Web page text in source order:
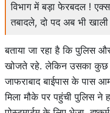
विभाग में बड़ा फेरबदल !
तबादले, दो पद अब भी खाली
बताया जा रहा है कि पुलिस
खोजते रहे. लेकिन उसका कुछ
जाफराबाद बाईपास के पास
मिला मौके पर पहुंची पुलिस ने